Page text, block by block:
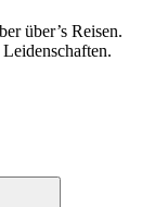
über’s Reisen.